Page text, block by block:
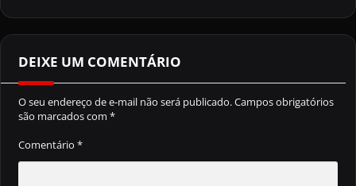
DEIXE UM COMENTÁRIO
O seu endereço de e-mail não será publicado.Campos obrigatórios
são marcados com *
Comentário *